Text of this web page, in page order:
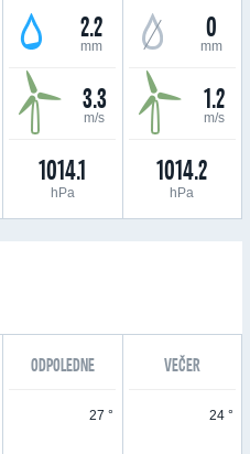
2.2
mm
3.3
m/s
1014.1
hPa
0
mm
1.2
m/s
1014.2
hPa
ODPOLEDNE VEČER
27 ° 24 °